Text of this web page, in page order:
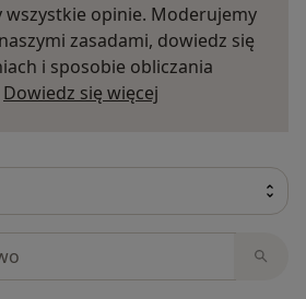
wszystkie opinie. Moderujemy
zasadami, dowiedz się
i sposobie obliczania
Dowiedz się więcej